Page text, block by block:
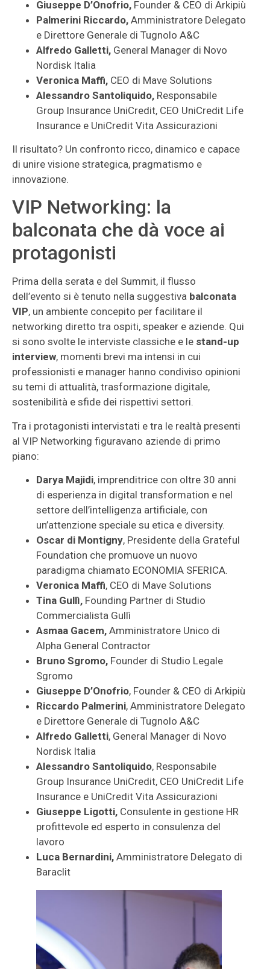
Giuseppe D’Onofrio, Founder & CEO di Arkipiù
Palmerini Riccardo, Amministratore Delegato
e Direttore Generale di Tugnolo A&C
Alfredo Galletti, General Manager di Novo
Nordisk Italia
Veronica Maffi, CEO di Mave Solutions
Alessandro Santoliquido, Responsabile
Group Insurance UniCredit, CEO UniCredit Life
Insurance e UniCredit Vita Assicurazioni
Il risultato? Un confronto ricco, dinamico e capace
di unire visione strategica, pragmatismo e
innovazione.
VIP Networking: la
balconata che dà voce ai
protagonisti
Prima della serata e del Summit, il flusso
dell’evento si è tenuto nella suggestiva balconata
VIP, un ambiente concepito per facilitare il
networking diretto tra ospiti, speaker e aziende. Qui
si sono svolte le interviste classiche e le stand-up
interview, momenti brevi ma intensi in cui
professionisti e manager hanno condiviso opinioni
su temi di attualità, trasformazione digitale,
sostenibilità e sfide dei rispettivi settori.
Tra i protagonisti intervistati e tra le realtà presenti
al VIP Networking figuravano aziende di primo
piano:
Darya Majidi, imprenditrice con oltre 30 anni
di esperienza in digital transformation e nel
settore dell’intelligenza artificiale, con
un’attenzione speciale su etica e diversity.
Oscar di Montigny, Presidente della Grateful
Foundation che promuove un nuovo
paradigma chiamato ECONOMIA SFERICA.
Veronica Maffi, CEO di Mave Solutions
Tina Gullì, Founding Partner di Studio
Commercialista Gullì
Asmaa Gacem, Amministratore Unico di
Alpha General Contractor
Bruno Sgromo, Founder di Studio Legale
Sgromo
Giuseppe D’Onofrio, Founder & CEO di Arkipiù
Riccardo Palmerini, Amministratore Delegato
e Direttore Generale di Tugnolo A&C
Alfredo Galletti, General Manager di Novo
Nordisk Italia
Alessandro Santoliquido, Responsabile
Group Insurance UniCredit, CEO UniCredit Life
Insurance e UniCredit Vita Assicurazioni
Giuseppe Ligotti, Consulente in gestione HR
profittevole ed esperto in consulenza del
lavoro
Luca Bernardini, Amministratore Delegato di
Baraclit